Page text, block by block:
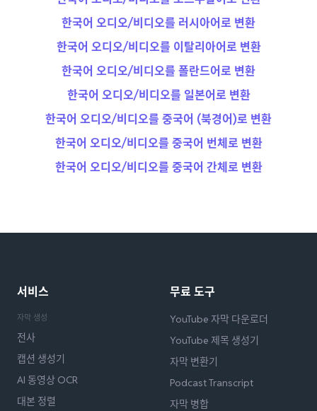
한국어 오디오/비디오를 러시아어로 변환
한국어 오디오/비디오를 이탈리아어로 변환
한국어 오디오/비디오를 폴란드어로 변환
한국어 오디오/비디오를 일본어로 변환
한국어 오디오/비디오를 중국어 (북경어)로 변환
한국어 오디오/비디오를 중국어 번체로 변환
한국어 오디오/비디오를 중국어 간체로 변환
서비스
자막 생성
전사
캡션 생성기
AI 동영상 OCR
대본 정렬
무료 도구
YouTube 자막 다운로더
YouTube 제목 생성기
자막 변환기
Podcast Transcript
자막 병합